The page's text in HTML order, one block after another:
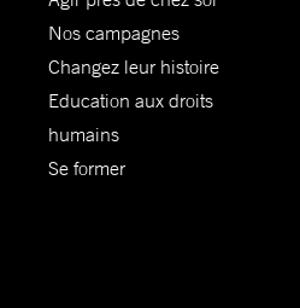
Nos campagnes
Changez leur histoire
Education aux droits
humains
Se former